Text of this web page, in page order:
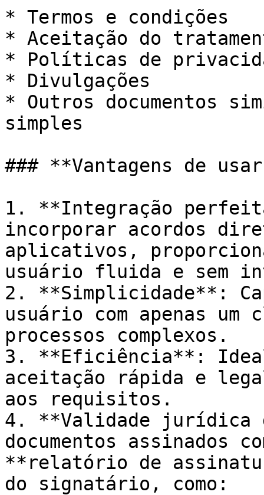
* Termos e condições
* Aceitação do
* Políticas de
* Divulgações
* Outros documentos
simples
### **Vantagens de
1. **Integração
incorporar acordos
aplicativos,
usuário fluida e sem
2. **Simplicidade**:
usuário com apenas um
processos complexos.
3. **Eficiência**:
aceitação rápida e
aos requisitos.
4. **Validade jurídica
documentos assinados
**relatório de
do signatário, como: